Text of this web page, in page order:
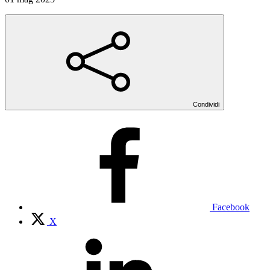
Condividi
Facebook
X